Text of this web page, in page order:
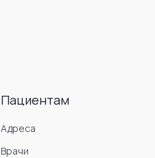
Пациентам
Адреса
Врачи